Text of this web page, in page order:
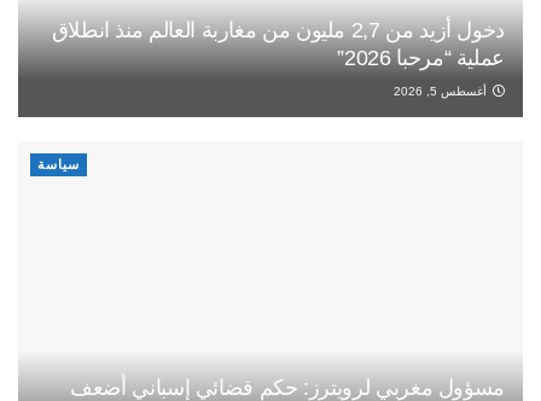
دخول أزيد من 2,7 مليون من مغاربة العالم منذ انطلاق
عملية “مرحبا 2026”
أغسطس 5, 2026
سياسة
مسؤول مغربي لرويترز: حكم قضائي إسباني أضعف